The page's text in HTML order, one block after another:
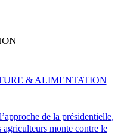
de la présidentielle,
agriculteurs monte contre le
& ALIMENTATION